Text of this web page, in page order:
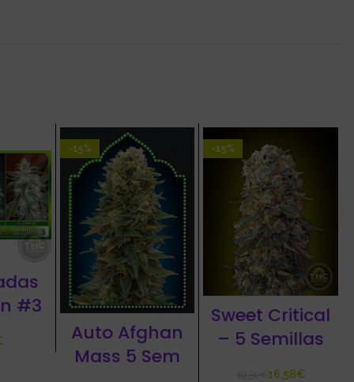
#3
-15%
Auto Afghan
Mass 5 Sem
-15%
Sweet Critical
– 5 Semillas
€16,58€